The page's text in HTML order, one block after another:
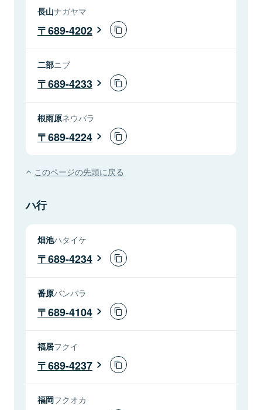
長山ナガヤマ
689-4202
二部ニブ
689-4233
根雨原ネウバラ
689-4224
このページの先頭に戻る
ハ行
畑池ハタイケ
689-4234
番原バンバラ
689-4104
福居フクイ
689-4237
福岡フクオカ